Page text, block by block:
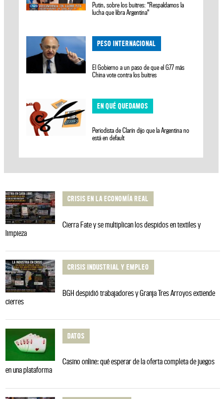
Putin, sobre los buitres: "Respaldamos la
lucha que libra Argentina"
PESO INTERNACIONAL
El Gobierno a un paso de que el G77 más
China vote contra los buitres
EN QUÉ QUEDAMOS
Periodista de Clarín dijo que la Argentina no
está en default
CRISIS EN LA ECONOMÍA REAL
Cierra Fate y se multiplican los despidos en textiles y
limpieza
CRISIS INDUSTRIAL Y EMPLEO
BGH despidió trabajadores y Granja Tres Arroyos extiende
cierres
DATOS
Casino online: qué esperar de la oferta completa de juegos
en una plataforma